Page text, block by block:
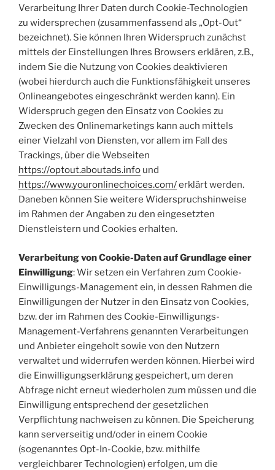
Verarbeitung Ihrer Daten durch Cookie-Technologien
zu widersprechen (zusammenfassend als „Opt-Out“
bezeichnet). Sie können Ihren Widerspruch zunächst
mittels der Einstellungen Ihres Browsers erklären, z.B.,
indem Sie die Nutzung von Cookies deaktivieren
(wobei hierdurch auch die Funktionsfähigkeit unseres
Onlineangebotes eingeschränkt werden kann). Ein
Widerspruch gegen den Einsatz von Cookies zu
Zwecken des Onlinemarketings kann auch mittels
einer Vielzahl von Diensten, vor allem im Fall des
Trackings, über die Webseiten
https://optout.aboutads.info und
https://www.youronlinechoices.com/erklärt werden.
Daneben können Sie weitere Widerspruchshinweise
im Rahmen der Angaben zu den eingesetzten
Dienstleistern und Cookies erhalten.
Verarbeitung von Cookie-Daten auf Grundlage einer
Einwilligung: Wir setzen ein Verfahren zum Cookie-
Einwilligungs-Management ein, in dessen Rahmen die
Einwilligungen der Nutzer in den Einsatz von Cookies,
bzw. der im Rahmen des Cookie-Einwilligungs-
Management-Verfahrens genannten Verarbeitungen
und Anbieter eingeholt sowie von den Nutzern
verwaltet und widerrufen werden können. Hierbei wird
die Einwilligungserklärung gespeichert, um deren
Abfrage nicht erneut wiederholen zum müssen und die
Einwilligung entsprechend der gesetzlichen
Verpflichtung nachweisen zu können. Die Speicherung
kann serverseitig und/oder in einem Cookie
(sogenanntes Opt-In-Cookie, bzw. mithilfe
vergleichbarer Technologien) erfolgen, um die